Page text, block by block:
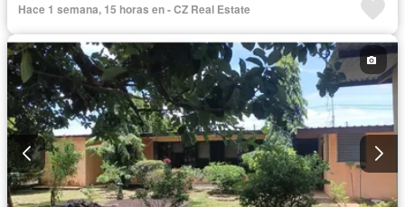
Hace 1 semana, 15 horas en - CZ Real Estate